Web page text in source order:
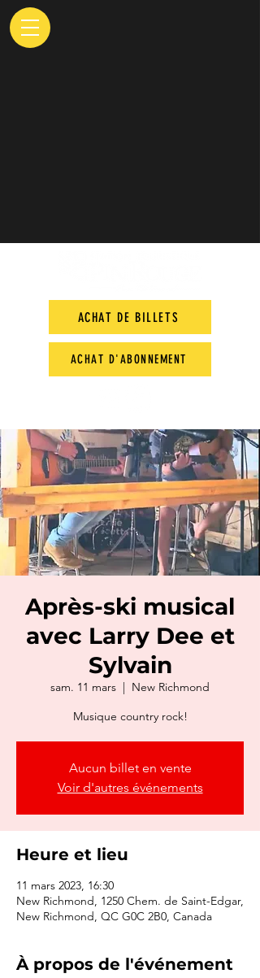
ACHAT DE BILLETS
ACHAT D'ABONNEMENT
Après-ski musical
avec Larry Dee et
Sylvain
sam. 11 mars
  |
New Richmond
Musique country rock!
Aucun billet en vente
Voir d'autres événements
Heure et lieu
11 mars 2023, 16:30
New Richmond, 1250 Chem. de Saint-Edgar,
New Richmond, QC G0C 2B0, Canada
À propos de l'événement